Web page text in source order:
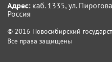
Адрес: каб. 1335, ул.
Россия
© 2016 Новосибирский
Все права защищены